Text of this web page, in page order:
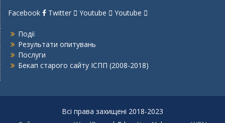
Facebook Twitter Youtube Youtube
Події
Результати опитувань
Послуги
Бекап старого сайту ІСПП (2008-2018)
Всі права захищені 2018-2023